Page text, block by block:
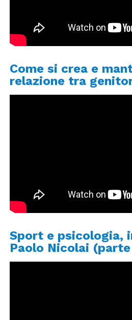
Come si crea e
relazione tra
Sport e psicologia,
Paolo Nicolai